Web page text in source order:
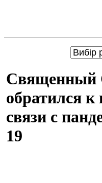
Священный
обратился
связи с
19